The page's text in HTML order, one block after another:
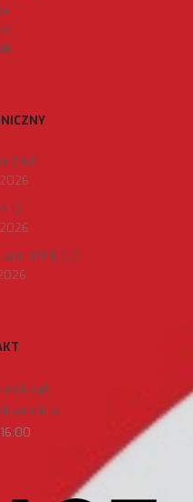
7.4.11
VM 8.0.0
and-b.pl
and-b.pl